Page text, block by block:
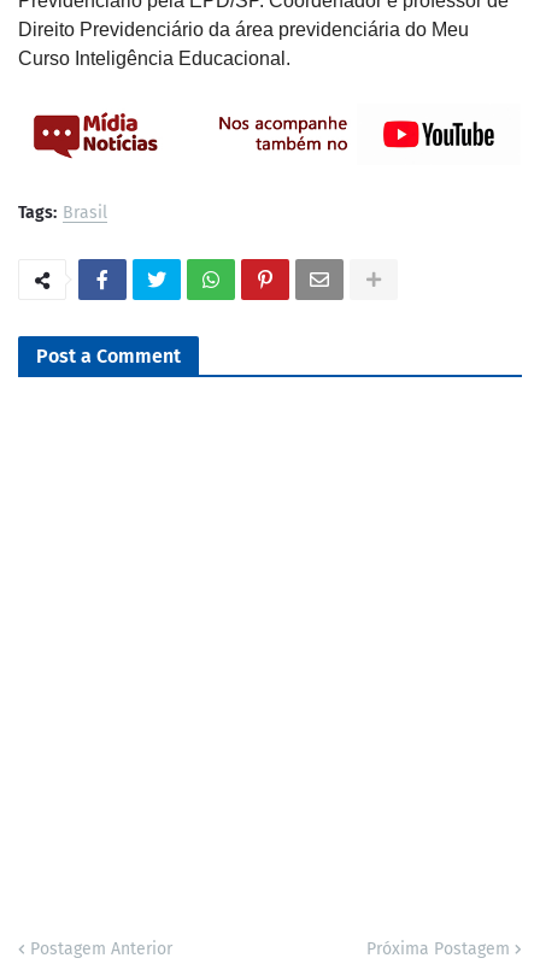
Direito Previdenciário da área previdenciária do Meu
Curso Inteligência Educacional.
Tags: Brasil
Post a Comment
Postagem Anterior Próxima Postagem